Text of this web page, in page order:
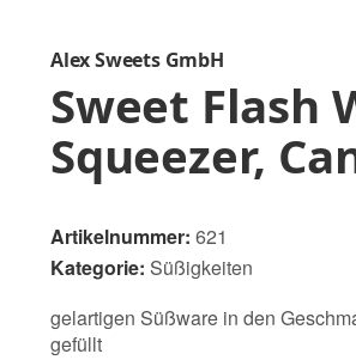
Alex Sweets GmbH
Sweet Flash
Squeezer,
Artikelnummer: 621
Kategorie: Süßigkeiten
gelartigen Süßware in den
gefüllt